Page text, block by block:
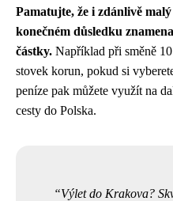
Pamatujte, že i zdánlivě
konečném důsledku
částky. Například při směně
stovek korun, pokud si
peníze pak můžete využít na
cesty do Polska.
Výlet do Krakova?